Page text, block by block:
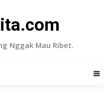
Nggak Mau Ribet.